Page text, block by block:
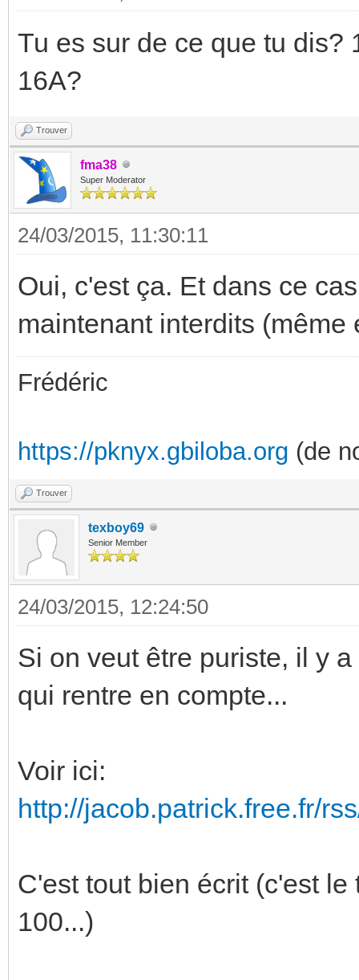
Tu es sur de ce que tu dis?
16A?
Trouver
fma38
Super Moderator
24/03/2015, 11:30:11
Oui, c'est ça. Et dans ce
maintenant interdits (même
Frédéric
https://pknyx.gbiloba.org (de
Trouver
texboy69
Senior Member
24/03/2015, 12:24:50
Si on veut être puriste, il y
qui rentre en compte...
Voir ici:
http://jacob.patrick.free.fr/
C'est tout bien écrit (c'est
100...)